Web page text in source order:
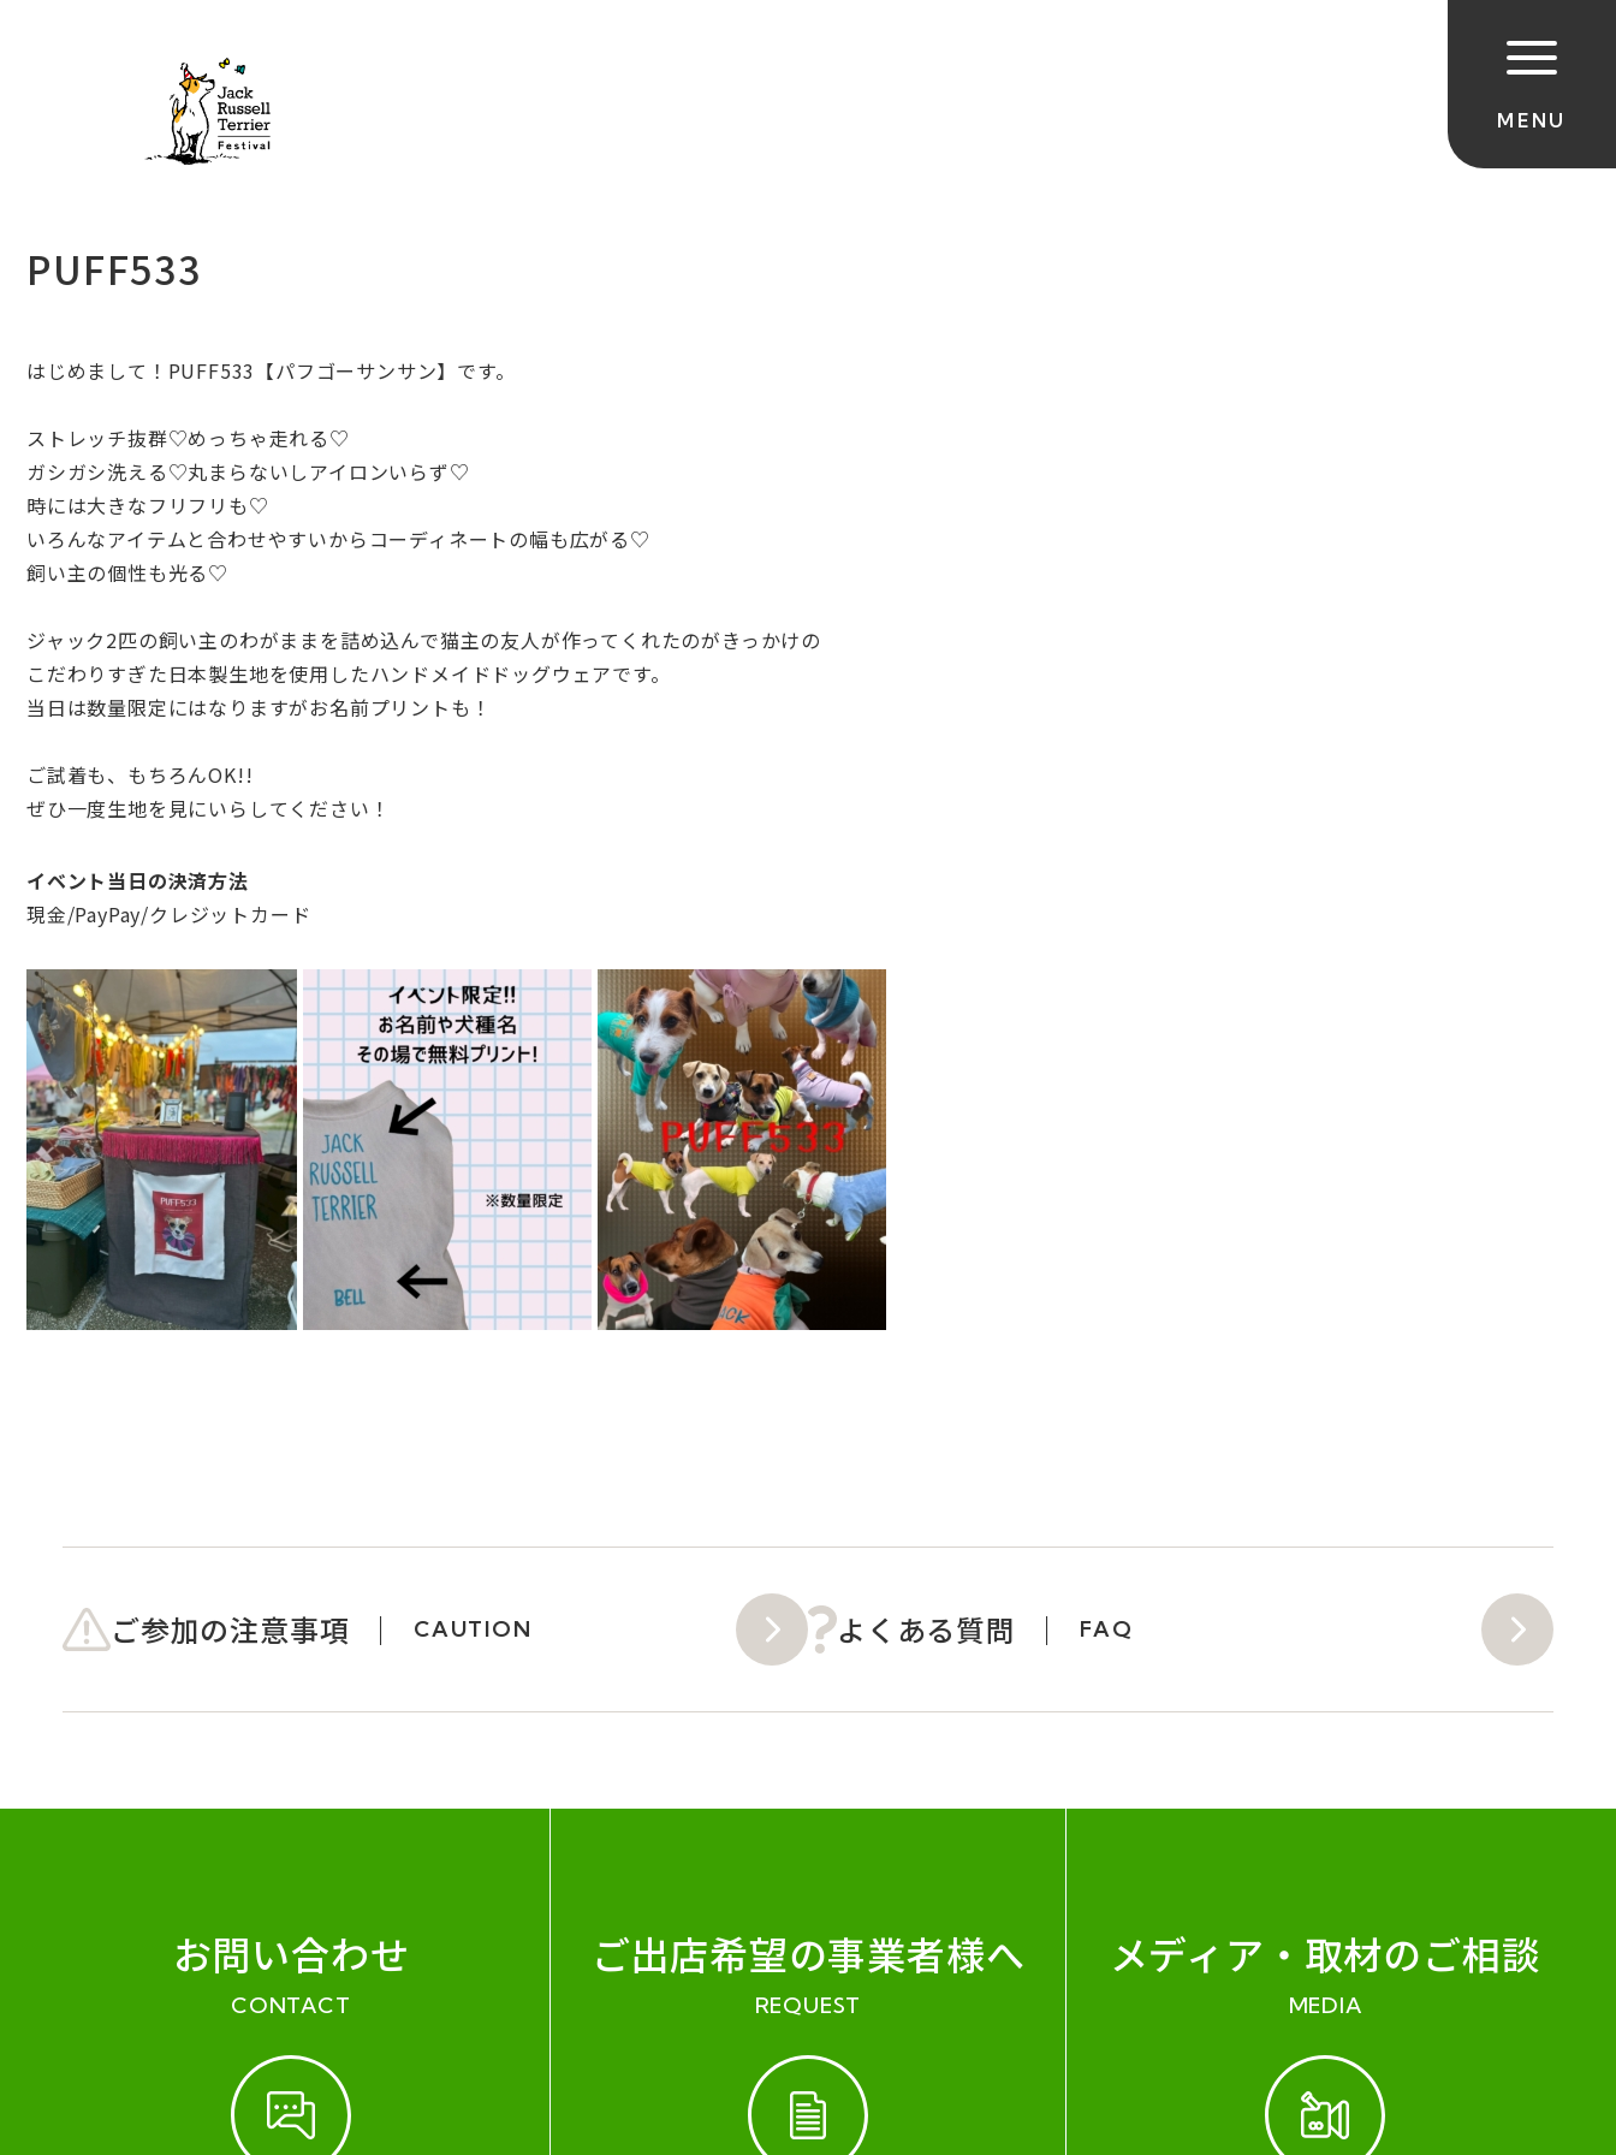
PUFF533
はじめまして！PUFF533【パフゴーサンサン】です。
ストレッチ抜群♡めっちゃ走れる♡
ガシガシ洗える♡丸まらないしアイロンいらず♡
時には大きなフリフリも♡
いろんなアイテムと合わせやすいからコーディネートの幅も広がる♡
飼い主の個性も光る♡
ジャック2匹の飼い主のわがままを詰め込んで猫主の友人が作ってくれたのがきっかけの
こだわりすぎた日本製生地を使用したハンドメイドドッグウェアです。
当日は数量限定にはなりますがお名前プリントも！
ご試着も、もちろんOK!!
ぜひ一度生地を見にいらしてください！
イベント当日の決済方法
現金/PayPay/クレジットカード
ご参加の注意事項 CAUTION よくある質問 FAQ
お問い合わせ
CONTACT
ご出店希望の事業者様へ
REQUEST
メディア・ 取材のご相談
MEDIA